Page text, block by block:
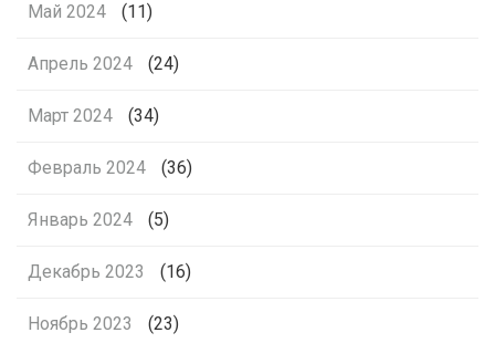
Май 2024 (11)
Апрель 2024 (24)
Март 2024 (34)
Февраль 2024 (36)
Январь 2024 (5)
Декабрь 2023 (16)
Ноябрь 2023 (23)